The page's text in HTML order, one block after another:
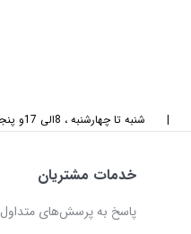
| شنبه تا چهارشنبه ، 8الی 17و پنجشنبه، 8الی 14 میزبان صدای گرمتان هستیم
خدمات مشتریان
پاسخ به پرسش‌های متداول